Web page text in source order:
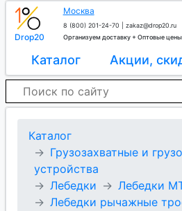
Drop20
Москва
8 (800) 201-24-70
zakaz@drop20.ru
Организуем доставку + Оптовые
Каталог Акции,
Каталог
Грузозахватные и
устройства
Лебедки
Лебедки
Лебедки рычажные